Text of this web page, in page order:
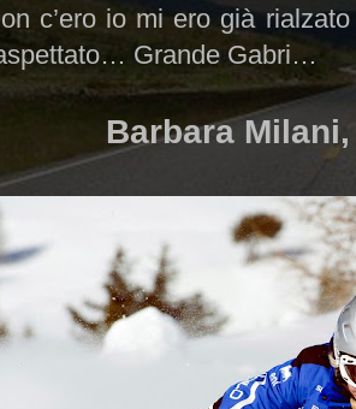
c’ero io mi ero già
Grande Gabri…
Barbara